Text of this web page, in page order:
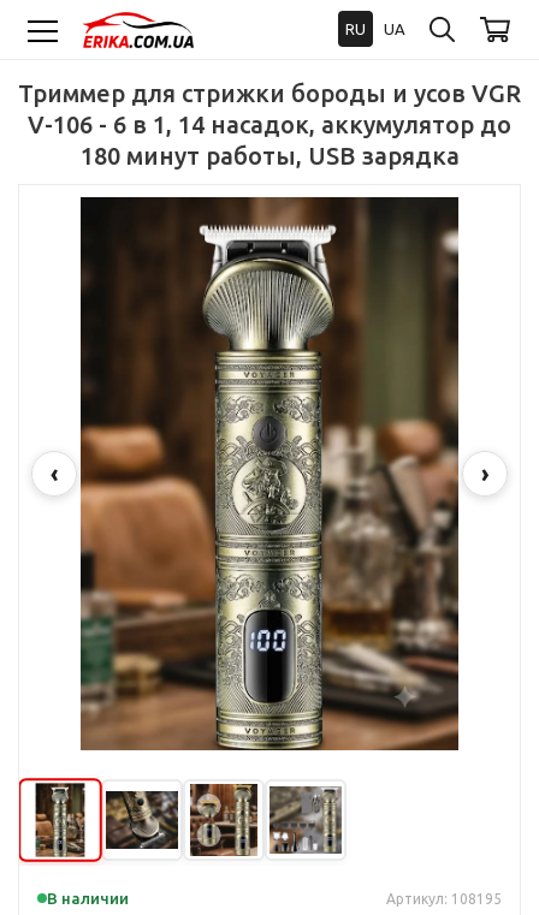
RU UA
Триммер для стрижки бороды и усов VGR
V-106 - 6 в 1, 14 насадок, аккумулятор до
180 минут работы, USB зарядка
‹ ›
В наличии Артикул: 108195